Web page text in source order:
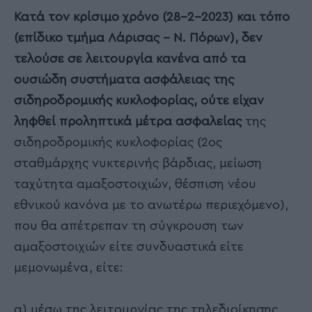
Κατά τον κρίσιμο χρόνο (28-2-2023) και τόπο
(επίδικο τμήμα Λάρισας – Ν. Πόρων), δεν
τελούσε σε λειτουργία κανένα από τα
ουσιώδη συστήματα ασφάλειας της
σιδηροδρομικής κυκλοφορίας, ούτε είχαν
ληφθεί προληπτικά μέτρα ασφαλείαςτης
σιδηροδρομικής κυκλοφορίας (2ος
σταθμάρχης νυκτερινής βάρδιας, μείωση
ταχύτητα αμαξοστοιχιών, θέσπιση νέου
εθνικού κανόνα με το ανωτέρω περιεχόμενο),
που θα απέτρεπαν τη σύγκρουση των
αμαξοστοιχιών είτε συνδυαστικά είτε
μεμονωμένα, είτε:
α) μέσω της λειτουργίας της τηλεδιοίκησης